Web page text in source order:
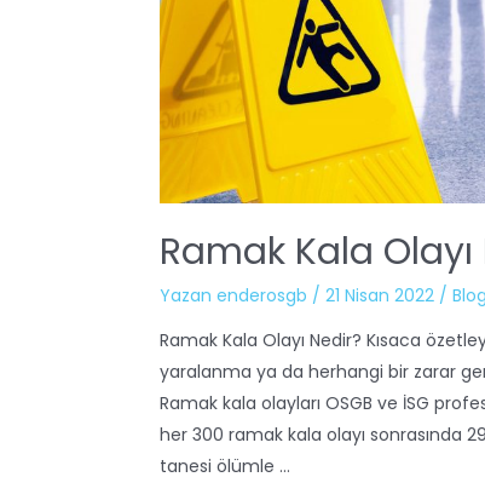
Ramak Kala
Yazan enderosgb / 21 Nisan 2022 / Blog
Ramak Kala Olayı Nedir? Kısaca
yaralanma ya da herhangi bir zarar
Ramak kala olayları OSGB ve İSG
her 300 ramak kala olayı sonrasında
tanesi ölümle …